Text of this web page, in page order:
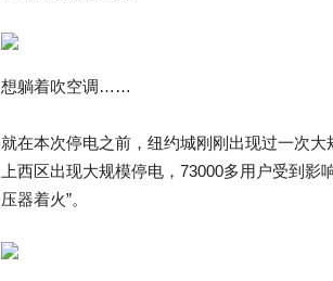
想躺着吹空调……
就在本次停电之前，纽约城刚刚出现过一次
上西区出现大规模停电，73000多用户受到
压器着火”。